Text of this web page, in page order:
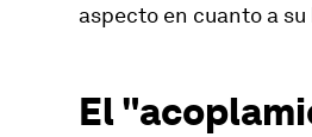
aspecto en cuanto a
El